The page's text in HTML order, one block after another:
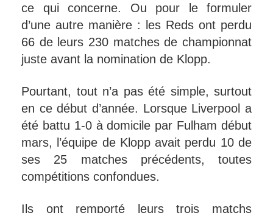
ce qui concerne. Ou pour le formuler
d’une autre manière : les Reds ont perdu
66 de leurs 230 matches de championnat
juste avant la nomination de Klopp.
Pourtant, tout n’a pas été simple, surtout
en ce début d’année. Lorsque Liverpool a
été battu 1-0 à domicile par Fulham début
mars, l’équipe de Klopp avait perdu 10 de
ses 25 matches précédents, toutes
compétitions confondues.
Ils ont remporté leurs trois matchs